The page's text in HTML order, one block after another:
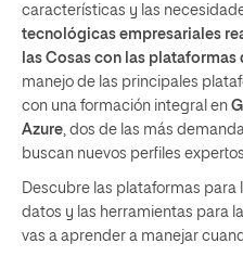
características y las
tecnológicas empresariales
las Cosas con las plataformas
manejo de las principales
con una formación integral en
Azure, dos de las más
buscan nuevos perfiles expertos
Descubre las plataformas para
datos y las herramientas para
vas a aprender a manejar